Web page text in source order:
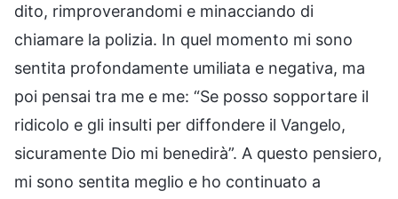
dito, rimproverandomi e minacciando di
chiamare la polizia. In quel momento mi sono
sentita profondamente umiliata e negativa, ma
poi pensai tra me e me: “Se posso sopportare il
ridicolo e gli insulti per diffondere il Vangelo,
sicuramente Dio mi benedirà”. A questo pensiero,
mi sono sentita meglio e ho continuato a